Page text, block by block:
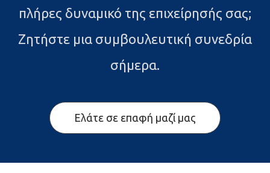
πλήρες δυναμικό της επιχείρησής σας;
Ζητήστε μια συμβουλευτική συνεδρία
σήμερα.
Ελάτε σε επαφή μαζί μας